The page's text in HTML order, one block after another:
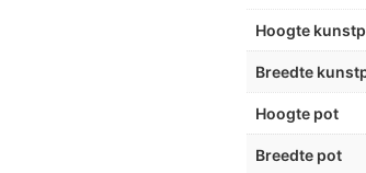
Hoogte
Breedte
Hoogte pot
Breedte pot